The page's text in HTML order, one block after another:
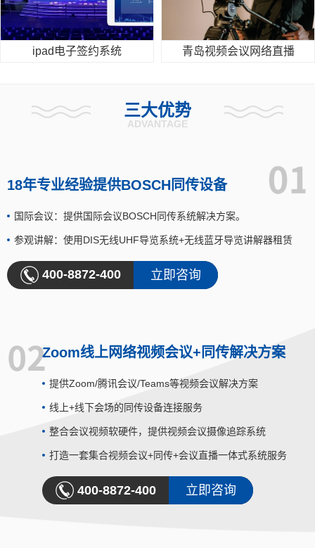
ipad电子签约系统 青岛视频会议网络直播
三大优势
ADVANTAGE
18年专业经验提供BOSCH同传设备
国际会议：提供国际会议BOSCH同传系统解决方案。
参观讲解：使用DIS无线UHF导览系统+无线蓝牙导览讲解器租赁
400-8872-400 立即咨询
Zoom线上网络视频会议+同传解决方案
提供Zoom/腾讯会议/Teams等视频会议解决方案
线上+线下会场的同传设备连接服务
整合会议视频软硬件，提供视频会议摄像追踪系统
打造一套集合视频会议+同传+会议直播一体式系统服务
400-8872-400 立即咨询